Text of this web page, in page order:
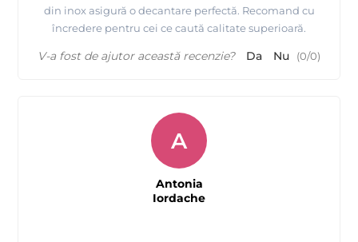
Tutorial complet de epilare cu ceara elastica de calitate
premium - Depilflax
din inox asigură o decantare perfectă. Recomand cu
încredere pentru cei ce caută calitate superioară.
V-a fost de ajutor această recenzie? Da Nu (0/0)
A
Antonia
Iordache